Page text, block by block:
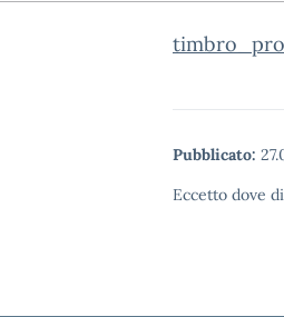
Pubblicato:
Eccetto dove